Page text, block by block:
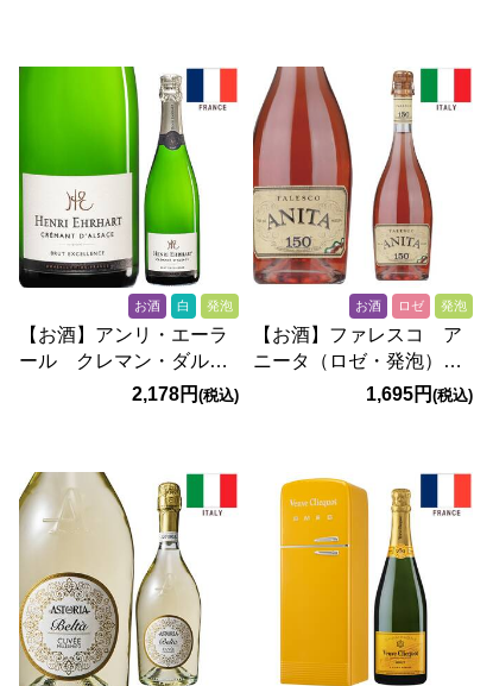
お酒 白 発泡
【お酒】アンリ・エーラ
ール クレマン・ダルザ
ス ブリュット（白・発
2,178円(税込)
お酒 ロゼ 発泡
【お酒】ファレスコ ア
ニータ（ロゼ・発泡）
1,695円 (税込)